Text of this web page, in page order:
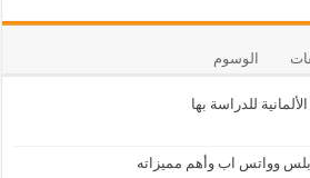
الوسوم
للدراسة بها
بلس وواتس اب وأهم مميزاته